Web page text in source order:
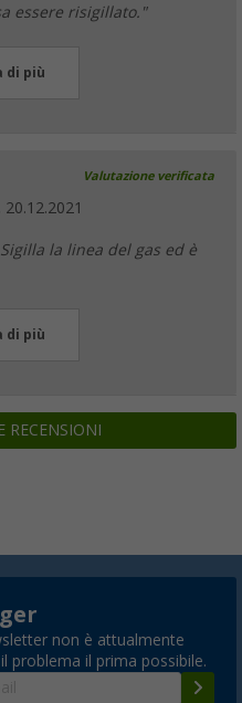
essere risigillato."
di più
Valutazione verificata
20.12.2021
la linea del gas ed è
di più
RECENSIONI
non è attualmente
problema il prima possibile.